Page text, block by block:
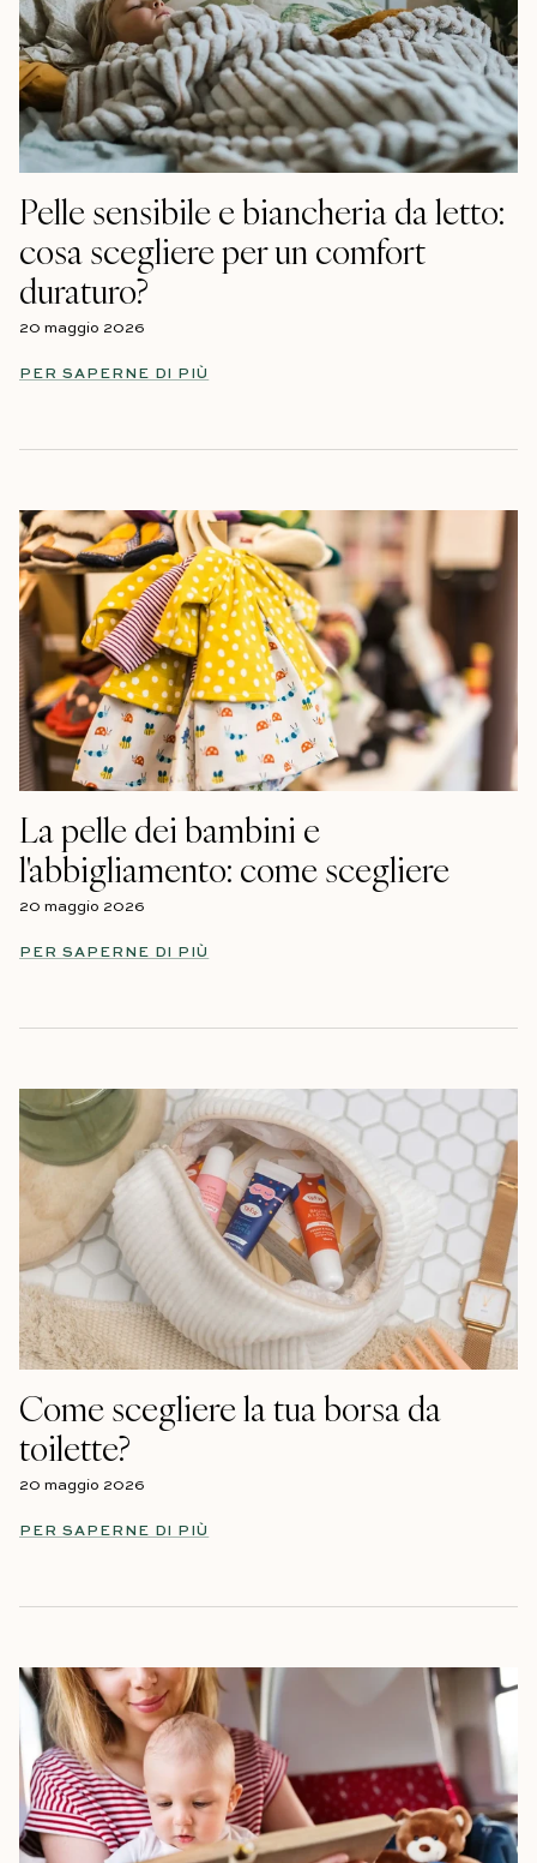
Pelle sensibile e biancheria da letto:
cosa scegliere per un comfort
duraturo?
20 maggio 2026
PER SAPERNE DI PIÙ
La pelle dei bambini e
l'abbigliamento: come scegliere
20 maggio 2026
PER SAPERNE DI PIÙ
Come scegliere la tua borsa da
toilette?
20 maggio 2026
PER SAPERNE DI PIÙ